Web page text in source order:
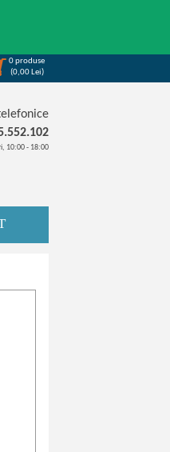
0produse
(0,00 Lei)
10:00 - 18:00